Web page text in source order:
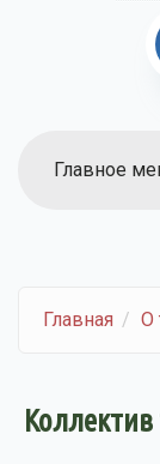
Главное
Главная О
Коллектив